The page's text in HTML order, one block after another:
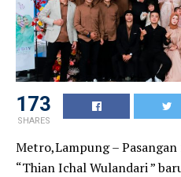
173
SHARES
Metro,Lampung –
“Thian Ichal Wulandari ”